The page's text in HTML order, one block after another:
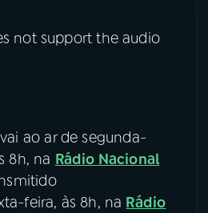
not support the audio
ao ar de segunda-
8h, na Rádio Nacional
feira, às 8h, na Rádio